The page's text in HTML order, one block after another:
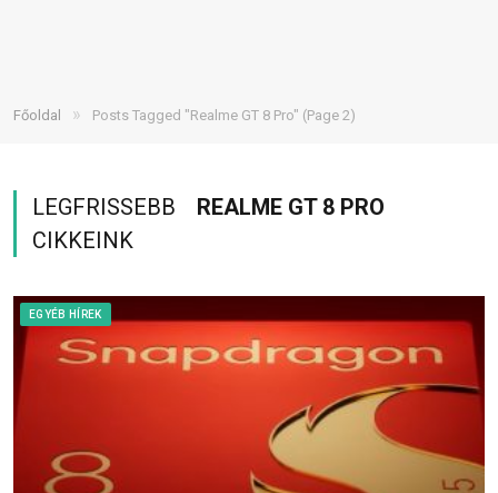
Főoldal » Posts Tagged "Realme GT 8 Pro" (Page 2)
LEGFRISSEBB
REALME GT 8 PRO
CIKKEINK
EGYÉB HÍREK